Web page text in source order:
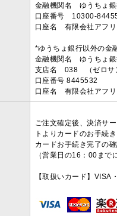
金融機関名 ゆうちょ
口座番号 10300-
口座名 有限会社アフ
*ゆうちょ銀行以外の金
金融機関名 ゆうちょ
支店名 038 （ゼロサ
口座番号 8445532
口座名 有限会社アフ
ご注文確定後、決済サ
トよりカードのお手続
カードお手続き完了の
（営業日の16：00ま
【取扱いカード】